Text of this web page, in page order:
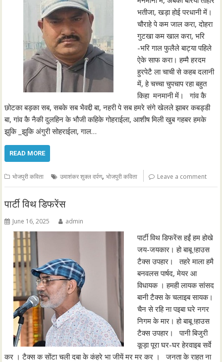
भतीजा, खड़ा होई परधानी में।
चौराहे पे कम जाल करा, दोहरा
गुटखा कम खाल करा, भरि
-भरि गाल फुलैले बाट्या पहिले
ऐके साफ करा। हम्मै हरदम
हुरपेटै ला चाची से कहब दलानी
में, हे चच्चा चुपचाप रहा बहुत
किहा मनमानी में। गांव कै
छोटका बड़का सब, सबके सब भैवद्दी बा, नहरी पे सब हमरे संगे खेलले झाबर कबड्डी
बा, गांव कै नैकी दुलहिन के भौजी कहिके गोहराईला, आशीष मिली खुब गहबर हमके
झुकि _झुकि अंगुरी सोहराईला, गाल…
READ MORE
भोजपुरी कविता उमाशंकर शुक्ल दर्पण,भोजपुरी कविता Leave a comment
पार्टी विथ डिफरेंस
June 16, 2025 admin
पार्टी विथ डिफरेंस हईं हम होखे
जय-जयकार। हो बाबू !हाउस
टैक्स उपहार। तहरे माला हमै
बनवलस पार्षद, मेयर आ
विधायक । हमही लायक सांसद
बानी टैक्स के चलाइब सायक।
चैन से रहि ना पइबा घरे नगर
निगम के मार। हो बाबू !हाउस
टैक्स उपहार। पानी बिजुरी
कूड़ा पूरा घर-घर हेरवाइब सर्वे
कर । टैक्स क सोंटा चली दबा के कंहरे भा जीयें मर मर कर । जनता के राहत ना